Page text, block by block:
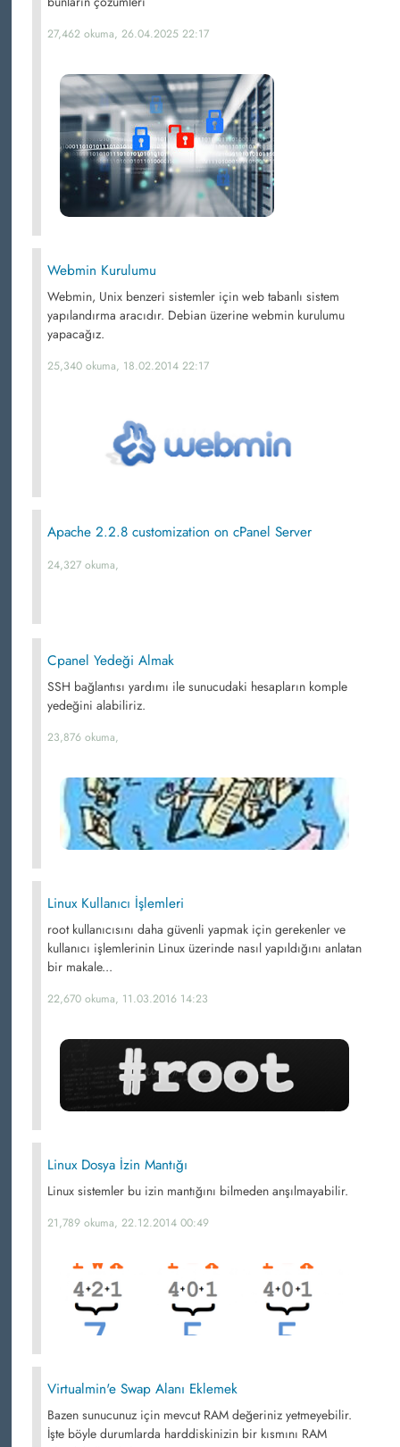
27,462 okuma, 26.04.2025 22:17
Webmin Kurulumu
Webmin, Unix benzeri sistemler için web tabanlı sistem
yapılandırma aracıdır. Debian üzerine webmin kurulumu
yapacağız.
25,340 okuma, 18.02.2014 22:17
Apache 2.2.8 customization on cPanel Server
24,327 okuma,
Cpanel Yedeği Almak
SSH bağlantısı yardımı ile sunucudaki hesapların komple
yedeğini alabiliriz.
23,876 okuma,
Linux Kullanıcı İşlemleri
root kullanıcısını daha güvenli yapmak için gerekenler ve
kullanıcı işlemlerinin Linux üzerinde nasıl yapıldığını anlatan
bir makale...
22,670 okuma, 11.03.2016 14:23
Linux Dosya İzin Mantığı
Linux sistemler bu izin mantığını bilmeden anşılmayabilir.
21,789 okuma, 22.12.2014 00:49
Virtualmin'e Swap Alanı Eklemek
Bazen sunucunuz için mevcut RAM değeriniz yetmeyebilir.
İşte böyle durumlarda harddiskinizin bir kısmını RAM